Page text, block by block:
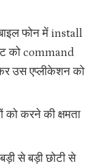
फोन में install
को command
उस एप्लीकेशन को
करने की क्षमता
से बड़ी छोटी से